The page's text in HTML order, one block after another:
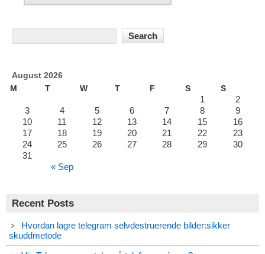
August 2026
M
T W T F S S
« Sep
1
2
3
4 5 6 7 8
9
10
11 12 13 14 15
16
17
18 19 20 21 22
23
24
25 26 27 28 29
30
31
Recent Posts
Hvordan lagre telegram selvdestruerende bilder:sikker
skuddmetode